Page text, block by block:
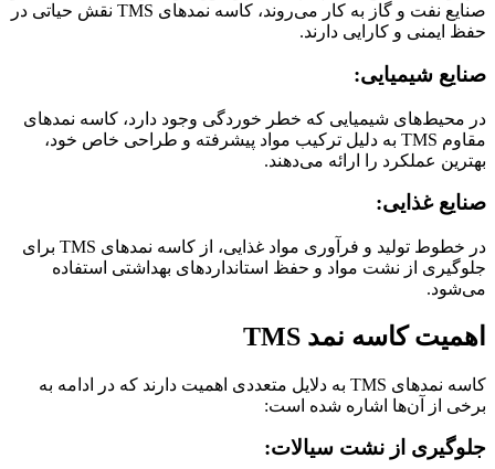
صنایع نفت و گاز به کار می‌روند، کاسه نمدهای TMS نقش حیاتی در
حفظ ایمنی و کارایی دارند.
صنایع شیمیایی:
در محیط‌های شیمیایی که خطر خوردگی وجود دارد، کاسه نمدهای
مقاوم TMS به دلیل ترکیب مواد پیشرفته و طراحی خاص خود،
بهترین عملکرد را ارائه می‌دهند.
صنایع غذایی:
در خطوط تولید و فرآوری مواد غذایی، از کاسه نمدهای TMS برای
جلوگیری از نشت مواد و حفظ استانداردهای بهداشتی استفاده
می‌شود.
اهمیت کاسه نمد TMS
کاسه نمدهای TMS به دلایل متعددی اهمیت دارند که در ادامه به
برخی از آن‌ها اشاره شده است:
جلوگیری از نشت سیالات: